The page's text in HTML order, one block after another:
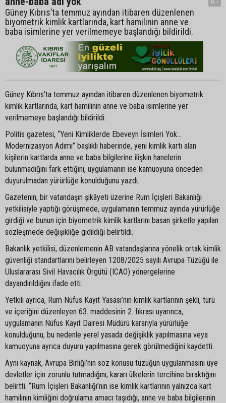
Güney Kıbrıs’ta temmuz ayından itibaren düzenlenen
biyometrik kimlik kartlarında, kart hamilinin anne ve
baba isimlerine yer verilmemeye başlandığı bildirildi.
Güney Kıbrıs’ta temmuz ayından itibaren düzenlenen biyometrik
kimlik kartlarında, kart hamilinin anne ve baba isimlerine yer
verilmemeye başlandığı bildirildi.
Politis gazetesi, “Yeni Kimliklerde Ebeveyn İsimleri Yok…
Modernizasyon Adımı” başlıklı haberinde, yeni kimlik kartı alan
kişilerin kartlarda anne ve baba bilgilerine ilişkin hanelerin
bulunmadığını fark ettiğini, uygulamanın ise kamuoyuna önceden
duyurulmadan yürürlüğe konulduğunu yazdı.
Gazetenin, bir vatandaşın şikâyeti üzerine Rum İçişleri Bakanlığı
yetkilisiyle yaptığı görüşmede, uygulamanın temmuz ayında yürürlüğe
girdiği ve bunun için biyometrik kimlik kartlarını basan şirketle yapılan
sözleşmede değişikliğe gidildiği belirtildi.
Bakanlık yetkilisi, düzenlemenin AB vatandaşlarına yönelik ortak kimlik
güvenliği standartlarını belirleyen 1208/2025 sayılı Avrupa Tüzüğü ile
Uluslararası Sivil Havacılık Örgütü (ICAO) yönergelerine
dayandırıldığını ifade etti.
Yetkili ayrıca, Rum Nüfus Kayıt Yasası’nın kimlik kartlarının şekli, türü
ve içeriğini düzenleyen 63. maddesinin 2. fıkrası uyarınca,
uygulamanın Nüfus Kayıt Dairesi Müdürü kararıyla yürürlüğe
konulduğunu, bu nedenle yerel yasada değişiklik yapılmasına veya
kamuoyuna ayrıca duyuru yapılmasına gerek görülmediğini kaydetti.
Aynı kaynak, Avrupa Birliği’nin söz konusu tüzüğün uygulanmasını üye
devletler için zorunlu tutmadığını, kararı ülkelerin tercihine bıraktığını
belirtti. “Rum İçişleri Bakanlığı’nın ise kimlik kartlarının yalnızca kart
hamilinin kimliğini doğrulama amacı taşıdığı, anne ve baba bilgilerinin